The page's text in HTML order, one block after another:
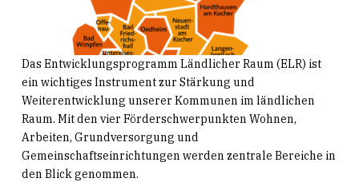
Das Entwicklungsprogramm Ländlicher Raum (ELR) ist
ein wichtiges Instrument zur Stärkung und
Weiterentwicklung unserer Kommunen im ländlichen
Raum. Mit den vier Förderschwerpunkten Wohnen,
Arbeiten, Grundversorgung und
Gemeinschaftseinrichtungen werden zentrale Bereiche in
den Blick genommen.